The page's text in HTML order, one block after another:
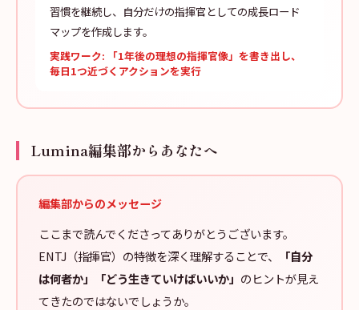
習慣を継続し、自分だけの指揮官としての成長ロード
マップを作成します。
実践ワーク: 「1年後の理想の指揮官像」を書き出し、
毎日1つ近づくアクションを実行
Lumina編集部からあなたへ
編集部からのメッセージ
ここまで読んでくださってありがとうございます。
ENTJ（指揮官）の特徴を深く理解することで、
「自分
は何者か」「どう生きていけばいいか」 のヒントが見え
てきたのではないでしょうか。